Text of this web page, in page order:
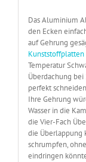
Das Aluminium
den Ecken
auf Gehrung
Kunststoffplatten
Temperatur
Überdachung bei
perfekt
Ihre Gehrung
Wasser in die
die Vier-Fach
die Überlappung
schrumpfen,
eindringen